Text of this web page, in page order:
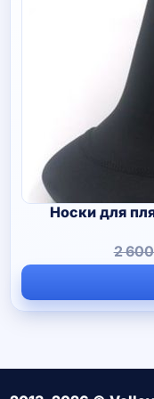
Носки для
2